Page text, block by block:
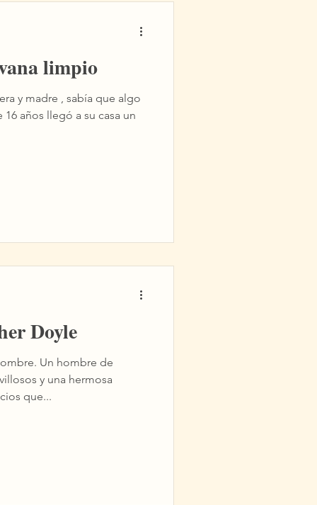
limpio
y madre , sabía que algo
años llegó a su casa un
Doyle
de
y una hermosa
que...